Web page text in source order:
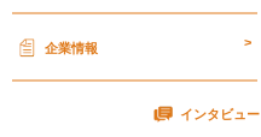
テ
ィ
ー
企業情報 >
インタビュー